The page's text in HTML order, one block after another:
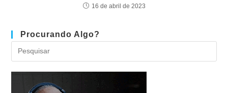
16 de abril de 2023
Procurando Algo?